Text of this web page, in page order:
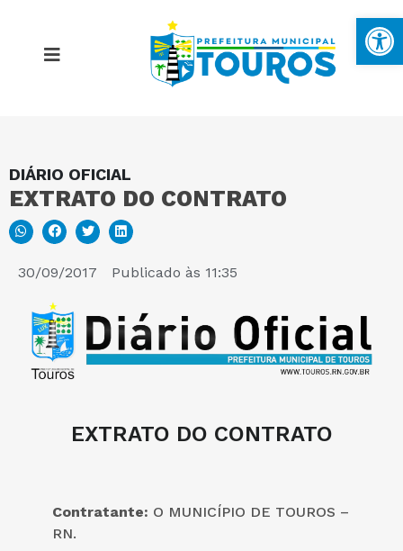
DIÁRIO OFICIAL
EXTRATO DO CONTRATO
30/09/2017 Publicado às 11:35
EXTRATO DO CONTRATO
Contratante: O MUNICÍPIO DE TOUROS –
RN.
MAPA DO SITE
PORTAL DA TRANSPARÊNCIA
E-SIC
PERGUNTAS FREQUENTES